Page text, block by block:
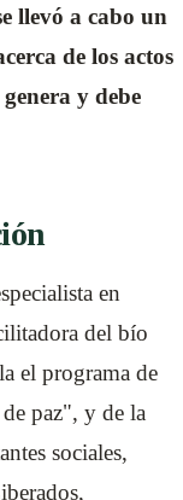
llevó a cabo un
de los actos
y debe
en
del bío
el programa de
paz", y de la
sociales,